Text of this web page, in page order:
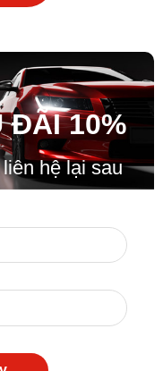
ĐÃI10%
hệ lại sau